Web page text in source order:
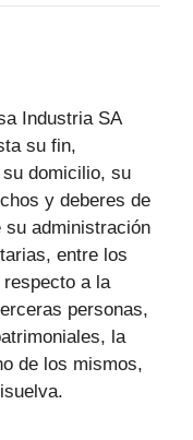
Industria SA
su fin,
domicilio, su
y deberes de
administración
entre los
a la
personas,
la
de los mismos,